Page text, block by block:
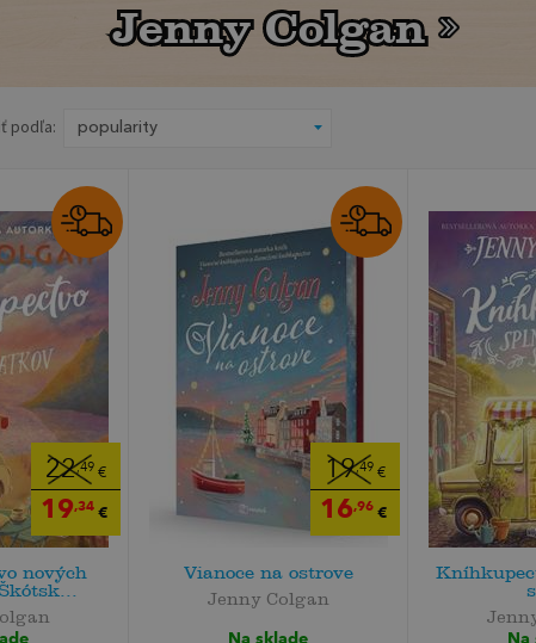
Jenny Colgan
Jenny Colgan
podľa:
22,49 €
19,34 €
nových
19,49 €
16,96 €
Vianoce na ostrove
Jenny Colgan
Na sklade Na